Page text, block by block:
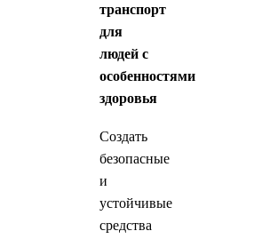
транспорт
для
людей с
особенностями
здоровья
Создать
безопасные
и
устойчивые
средства